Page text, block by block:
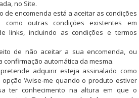
no Site.
encomenda está a aceitar as condições
como outras condições existentes em
links, incluindo as condições e termos
de não aceitar a sua encomenda, ou
confirmação automática da mesma.
adquirir esteja assinalado como
opção ‘Avise-me quando o produto estiver
ter conhecimento na altura em que o